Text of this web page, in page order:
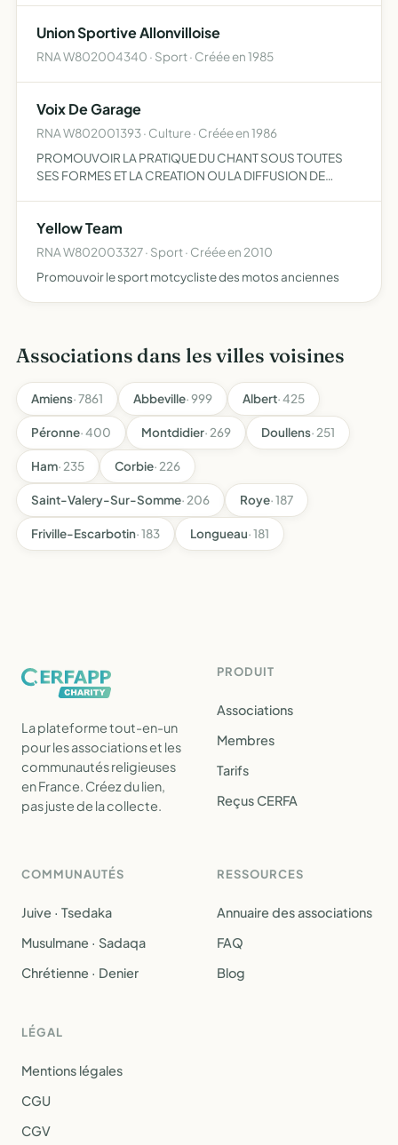
Union Sportive Allonvilloise
RNA W802004340 · Sport · Créée en 1985
Voix De Garage
RNA W802001393 · Culture · Créée en 1986
PROMOUVOIR LA PRATIQUE DU CHANT SOUS TOUTES
SES FORMES ET LA CREATION OU LA DIFFUSION DE
Yellow Team
RNA W802003327 · Sport · Créée en 2010
Promouvoir le sport motcycliste des motos anciennes
Associations dans les villes voisines
Amiens· 7861 Abbeville· 999 Albert· 425
Péronne· 400 Montdidier· 269 Doullens· 251
Ham· 235 Corbie· 226
Saint-Valery-Sur-Somme· 206 Roye· 187
Friville-Escarbotin· 183 Longueau· 181
La plateforme tout-en-un
pour les associations et les
communautés religieuses
en France. Créez du lien,
pas juste de la collecte.
PRODUIT
Associations
Membres
Tarifs
Reçus CERFA
COMMUNAUTÉS
Juive · Tsedaka
Musulmane · Sadaqa
Chrétienne · Denier
RESSOURCES
Annuaire des associations
FAQ
Blog
LÉGAL
Mentions légales
CGU
CGV